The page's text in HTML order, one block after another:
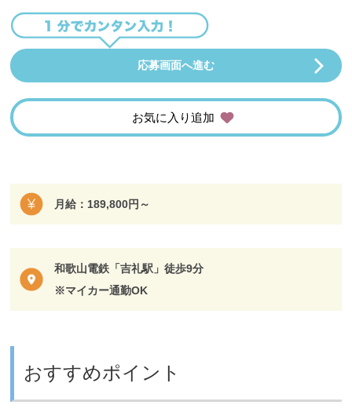
応募画面へ進む
お気に入り追加
月給：189,800円～
和歌山電鉄「吉礼駅」徒歩9分
※マイカー通勤OK
おすすめポイント